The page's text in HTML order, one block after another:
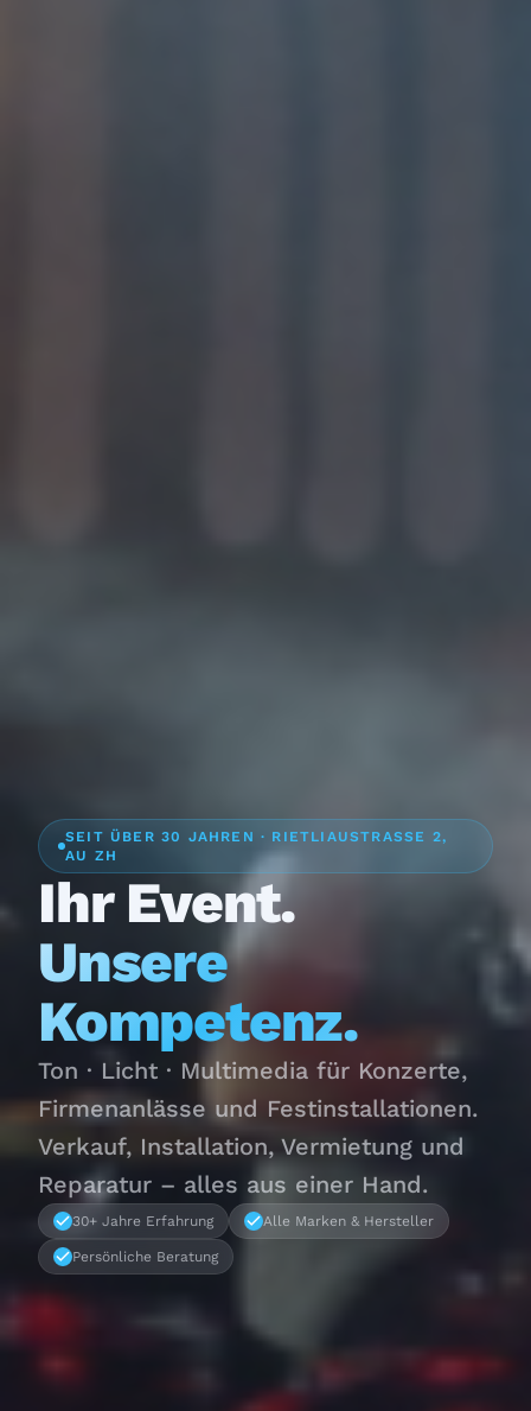
SEIT ÜBER 30 JAHREN · RIETLIAUSTRASSE 2,
AU ZH
Ihr Event.
Unsere
Kompetenz.
Ton · Licht · Multimedia für Konzerte,
Firmenanlässe und Festinstallationen.
Verkauf, Installation, Vermietung und
Reparatur – alles aus einer Hand.
30+ Jahre Erfahrung Alle Marken & Hersteller
Persönliche Beratung